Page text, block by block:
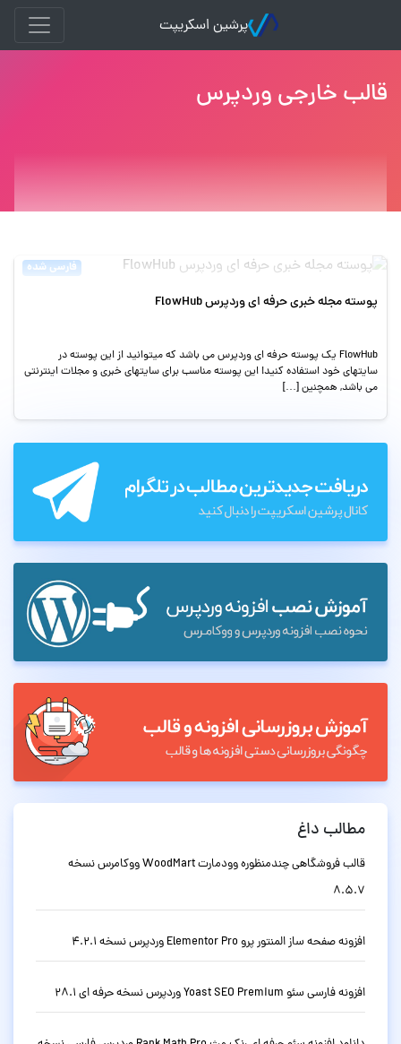
پرشین اسکریپت
قالب خارجی وردپرس
فارسی شده
پوسته مجله خبری حرفه ای وردپرس FlowHub
FlowHub یک پوسته حرفه ای وردپرس می باشد که میتوانید از این پوسته در
سایتهای خود استفاده کنید! این پوسته مناسب برای سایتهای خبری و مجلات اینترنتی
می باشد, همچنین […]
مطالب داغ
قالب فروشگاهی چندمنظوره وودمارت WoodMart ووکامرس نسخه
8.5.7
افزونه صفحه ساز المنتور پرو Elementor Pro وردپرس نسخه 4.2.1
افزونه فارسی سئو Yoast SEO Premium وردپرس نسخه حرفه ای 28.1